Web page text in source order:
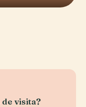
visita?